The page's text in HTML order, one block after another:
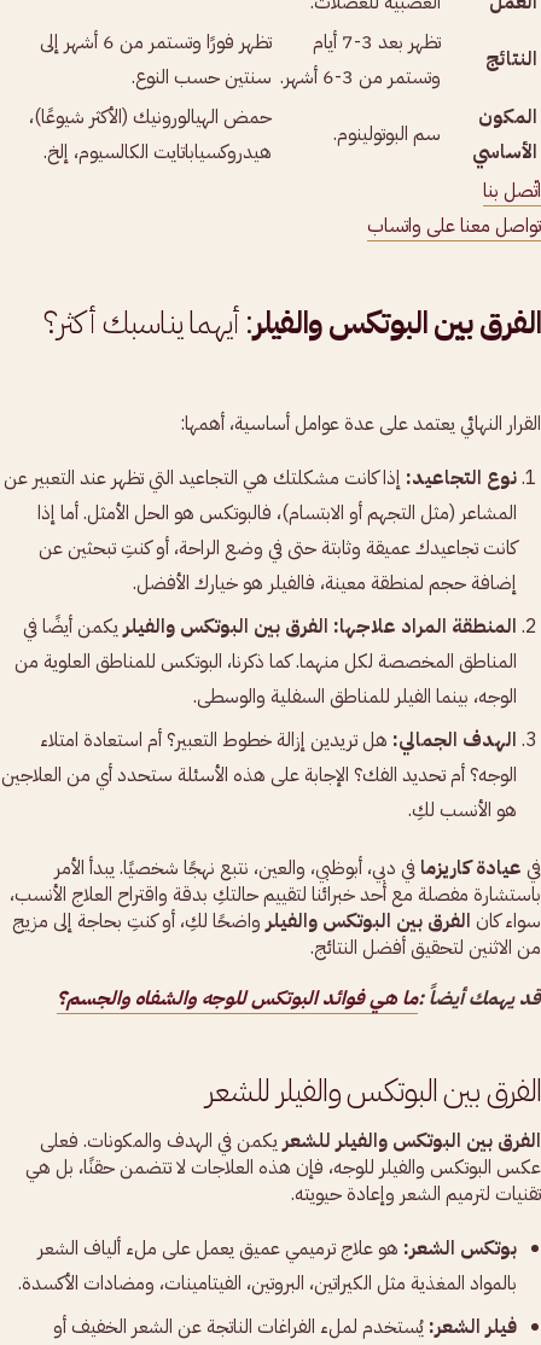
النتائج
تظهر بعد 3-7 أيام
وتستمر من 3-6 أشهر.
تظهر فورًا وتستمر من 6 أشهر إلى
سنتين حسب النوع.
المكون
الأساسي
سم البوتولينوم.
حمض الهيالورونيك (الأكثر شيوعًا)،
هيدروكسياباتايت الكالسيوم، إلخ.
اتّصل بنا
تواصل معنا على واتساب
الفرق بين البوتكس والفيلر: أيهما يناسبك أكثر؟
القرار النهائي يعتمد على عدة عوامل أساسية، أهمها:
نوع التجاعيد: إذا كانت مشكلتك هي التجاعيد التي تظهر عند التعبير عن
المشاعر (مثل التجهم أو الابتسام)، فالبوتكس هو الحل الأمثل. أما إذا
كانت تجاعيدك عميقة وثابتة حتى في وضع الراحة، أو كنتِ تبحثين عن
إضافة حجم لمنطقة معينة، فالفيلر هو خيارك الأفضل.
المنطقة المراد علاجها: الفرق بين البوتكس والفيلريكمن أيضًا في
المناطق المخصصة لكل منهما. كما ذكرنا، البوتكس للمناطق العلوية من
الوجه، بينما الفيلر للمناطق السفلية والوسطى.
الهدف الجمالي: هل تريدين إزالة خطوط التعبير؟ أم استعادة امتلاء
الوجه؟ أم تحديد الفك؟ الإجابة على هذه الأسئلة ستحدد أي من العلاجين
هو الأنسب لكِ.
في عيادة كاريزما في دبي، أبوظبي، والعين، نتبع نهجًا شخصيًا. يبدأ الأمر
باستشارة مفصلة مع أحد خبرائنا لتقييم حالتكِ بدقة واقتراح العلاج الأنسب،
سواء كان الفرق بين البوتكس والفيلر واضحًا لكِ، أو كنتِ بحاجة إلى مزيج
من الاثنين لتحقيق أفضل النتائج.
قد يهمك أيضاً :ما هي فوائد البوتكس للوجه والشفاه والجسم؟
الفرق بين البوتكس والفيلر للشعر
الفرق بين البوتكس والفيلر للشعر يكمن في الهدف والمكونات. فعلى
عكس البوتكس والفيلر للوجه، فإن هذه العلاجات لا تتضمن حقنًا، بل هي
تقنيات لترميم الشعر وإعادة حيويته.
بوتكس الشعر: هو علاج ترميمي عميق يعمل على ملء ألياف الشعر
بالمواد المغذية مثل الكيراتين، البروتين، الفيتامينات، ومضادات الأكسدة.
فيلر الشعر: يُستخدم لملء الفراغات الناتجة عن الشعر الخفيف أو